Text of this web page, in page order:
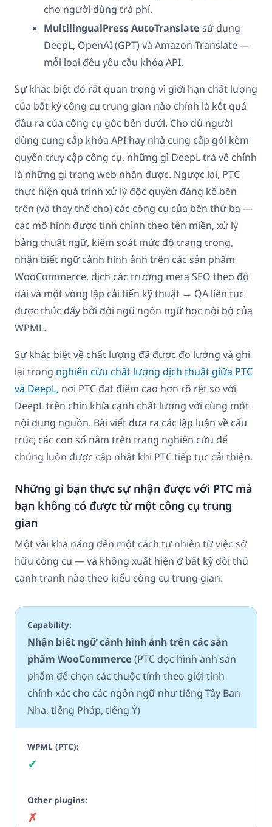
cho người dùng trả phí.
MultilingualPress AutoTranslate sử dụng
DeepL, OpenAI (GPT) và Amazon Translate —
mỗi loại đều yêu cầu khóa API.
Sự khác biệt đó rất quan trọng vì giới hạn chất lượng
của bất kỳ công cụ trung gian nào chính là kết quả
đầu ra của công cụ gốc bên dưới. Cho dù người
dùng cung cấp khóa API hay nhà cung cấp gói kèm
quyền truy cập công cụ, những gì DeepL trả về chính
là những gì trang web nhận được. Ngược lại, PTC
thực hiện quá trình xử lý độc quyền đáng kể bên
trên (và thay thế cho) các công cụ của bên thứ ba —
các mô hình được tinh chỉnh theo tên miền, xử lý
bảng thuật ngữ, kiểm soát mức độ trang trọng,
nhận biết ngữ cảnh hình ảnh trên các sản phẩm
WooCommerce, dịch các trường meta SEO theo độ
dài và một vòng lặp cải tiến kỹ thuật → QA liên tục
được thúc đẩy bởi đội ngũ ngôn ngữ học nội bộ của
WPML.
Sự khác biệt về chất lượng đã được đo lường và ghi
lại trong nghiên cứu chất lượng dịch thuật giữa PTC
và DeepL, nơi PTC đạt điểm cao hơn rõ rệt so với
DeepL trên chín khía cạnh chất lượng với cùng một
nội dung nguồn. Bài viết đưa ra các lập luận về cấu
trúc; các con số nằm trên trang nghiên cứu để
chúng luôn được cập nhật khi PTC tiếp tục cải thiện.
Những gì bạn thực sự nhận được với PTC mà
bạn không có được từ một công cụ trung
gian
Một vài khả năng đến một cách tự nhiên từ việc sở
hữu công cụ — và không xuất hiện ở bất kỳ đối thủ
cạnh tranh nào theo kiểu công cụ trung gian:
Nhận biết ngữ cảnh hình ảnh trên các sản
phẩm WooCommerce (PTC đọc hình ảnh sản
phẩm để chọn các thuộc tính theo giới tính
chính xác cho các ngôn ngữ như tiếng Tây Ban
Nha, tiếng Pháp, tiếng Ý)
✓
✗